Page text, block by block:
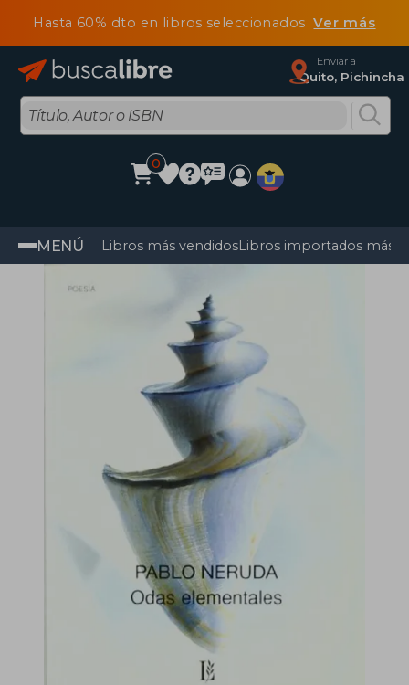
Hasta 60% dto en libros seleccionadosVer más
Enviar a
Quito, Pichincha
0
MENÚ Libros más vendidosLibros importados más